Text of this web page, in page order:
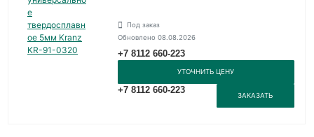
Под заказ
Обновлено 08.08.2026
+7 8112 660-223
УТОЧНИТЬ ЦЕНУ
+7 8112 660-223
ЗАКАЗАТЬ